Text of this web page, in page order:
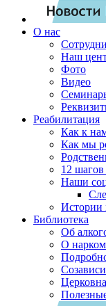
О нас
Наш
Фото
Видео
Реабилитация
Как к
Как мы
12 шагов
Наши
Истории
Библиотека
Об
О